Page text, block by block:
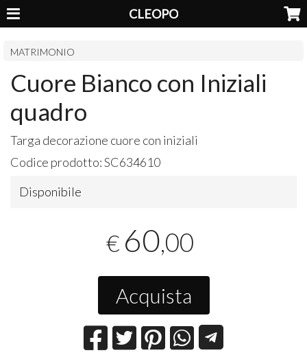
CLEOPO
MATRIMONIO
Cuore Bianco con Iniziali
quadro
Targa decorazione cuore con iniziali
Codice prodotto:SC634610
Disponibile
€ 60,00
Acquista